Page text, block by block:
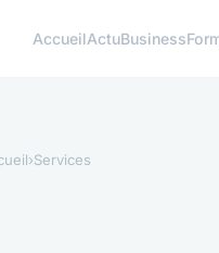
AccueilActuBusiness
›Services